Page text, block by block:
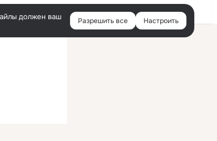
Войти
должен ваш
Разрешить все Настроить